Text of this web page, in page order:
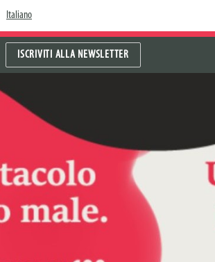
Italiano
ISCRIVITI ALLA NEWSLETTER